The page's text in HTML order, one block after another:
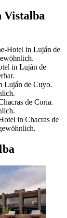
Vistalba
Hotel in Luján de
in Luján de
Luján de Cuyo.
de Coria.
in Chacras de